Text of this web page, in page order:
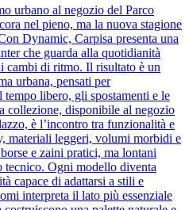
urbano al negozio del Parco
nel pieno, ma la nuova stagione
Dynamic, Carpisa presenta una
che guarda alla quotidianità
cambi di ritmo. Il risultato è un
urbana, pensati per
tempo libero, gli spostamenti e le
collezione, disponibile al negozio
è l’incontro tra funzionalità e
materiali leggeri, volumi morbidi e
e zaini pratici, ma lontani
tecnico. Ogni modello diventa
capace di adattarsi a stili e
interpreta il lato più essenziale